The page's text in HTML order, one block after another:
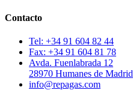
Contacto
Tel: +34 91 604 82 44
Fax: +34 91 604 81 78
Avda. Fuenlabrada 12
28970 Humanes de Madrid
info@repagas.com